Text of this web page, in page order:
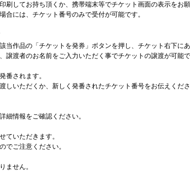
してお持ち頂くか、携帯端末等でチケット画面の表示をお願
には、チケット番号のみで受付が可能です。
当作品の「チケットを発券」ボタンを押し、チケット右下に
譲渡者のお名前をご入力いただく事でチケットの譲渡が可能で
番されます。
いただくか、新しく発番されたチケット番号をお伝えくださ
情報をご確認ください。
ていただきます。
でご注意ください。
ません。